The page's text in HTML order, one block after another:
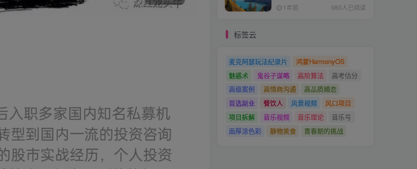
1年前 980人已阅读
标签云
麦克阿瑟玩法纪录片
鸿蒙HarmonyOS
魅惑术
鬼谷子谋略 高阶算法
高考估分
高级案例
高情商沟通
高品质婚恋
首选副业
餐饮人 风景视频
风口项目
项目拆解
音乐视频 音乐理论
音乐号
面厚涂色彩
静物美食 青春期的挑战